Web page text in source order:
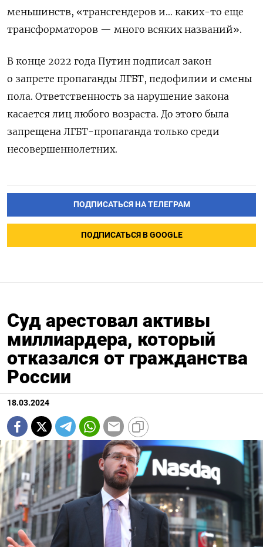
меньшинств, «трансгендеров и… каких-то еще
трансформаторов — много всяких названий».
В конце 2022 года Путин подписал закон
о запрете пропаганды ЛГБТ, педофилии и смены
пола. Ответственность за нарушение закона
касается лиц любого возраста. До этого была
запрещена ЛГБТ-пропаганда только среди
несовершеннолетних.
ПОДПИСАТЬСЯ НА ТЕЛЕГРАМ
ПОДПИСАТЬСЯ В GOOGLE
Суд арестовал активы
миллиардера, который
отказался от гражданства
России
18.03.2024